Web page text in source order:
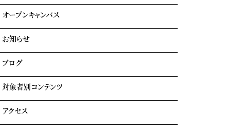
学費について
自立進学サポート
各種奨学金・教育ローン・給付金
よくある質問
オープンキャンパス
イベント参加時のサポート
お知らせ
ブログ
対象者別コンテンツ
大学生・社会人の方へ
アクセス